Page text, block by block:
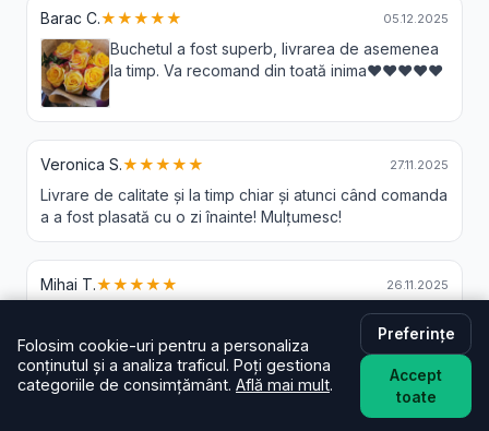
Barac C.★★★★★ 05.12.2025
Buchetul a fost superb, livrarea de asemenea
la timp. Va recomand din toată inima❤️❤️❤️❤️❤️
Veronica S.★★★★★ 27.11.2025
Livrare de calitate și la timp chiar și atunci când comanda
a a fost plasată cu o zi înainte! Mulțumesc!
Mihai T.★★★★★ 26.11.2025
Livrare Flori Corbi - Intrebari Frecvente
Folosim cookie-uri pentru a personaliza
conținutul și a analiza traficul. Poți gestiona
categoriile de consimțământ. Află mai mult.
Preferințe
Accept
toate